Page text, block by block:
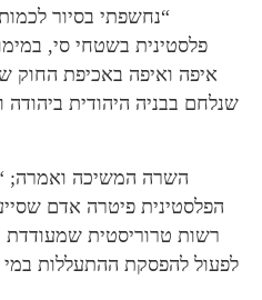
“נחשפתי בסיור
פלסטינית בשטחי סי,
איפה ואיפה באכיפת החוק
שנלחם בבניה היהודית ביהודה
השרה המשיכה ואמרה;
הפלסטינית פיטרה אדם
רשות טרוריסטית
לפעול להפסקת ההתעללות במי